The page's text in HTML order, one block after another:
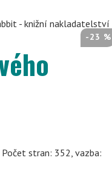
-23 %
Počet stran: 352, vazba: